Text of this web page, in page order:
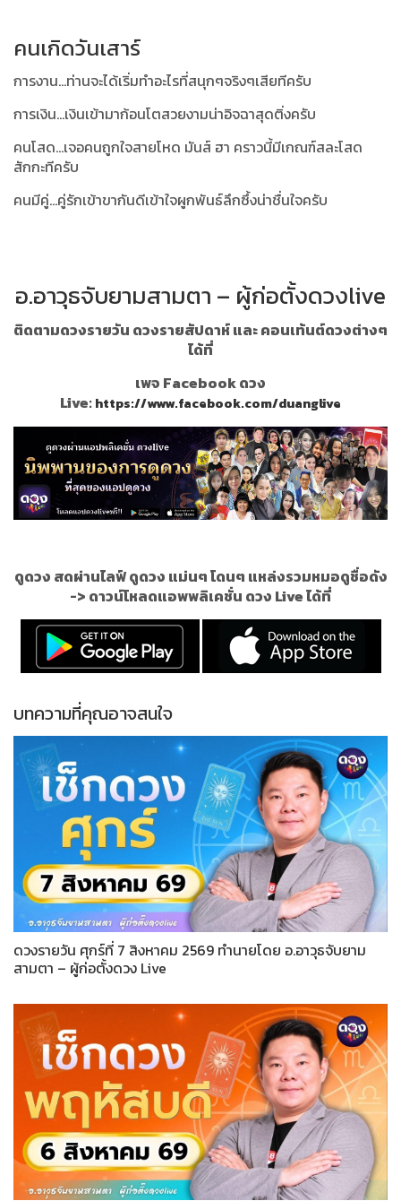
คนเกิดวันเสาร์
การงาน...ท่านจะได้เริ่มทำอะไรที่สนุกๆจริงๆเสียทีครับ
การเงิน...เงินเข้ามาก้อนโตสวยงามน่าอิจฉาสุดติ่งครับ
คนโสด...เจอคนถูกใจสายโหด มันส์ ฮา คราวนี้มีเกณฑ์สละโสด
สักกะทีครับ
คนมีคู่...คู่รักเข้าขากันดีเข้าใจผูกพันธ์ลึกซึ้งน่าชื่นใจครับ
อ.อาวุธจับยามสามตา – ผู้ก่อตั้งดวงlive
ติดตามดวงรายวัน ดวงรายสัปดาห์ และ คอนเท้นต์ดวงต่างๆ
ได้ที่
เพจ Facebook ดวง
Live:https://www.facebook.com/duanglive
ดูดวง สดผ่านไลฟ์ ดูดวง แม่นๆ โดนๆ แหล่งรวมหมอดูชื่อดัง
-> ดาวน์โหลดแอพพลิเคชั่น ดวง Live ได้ที่
บทความที่คุณอาจสนใจ
ดวงรายวัน ศุกร์ที่ 7 สิงหาคม 2569 ทำนายโดย อ.อาวุธจับยาม
สามตา – ผู้ก่อตั้งดวง Live